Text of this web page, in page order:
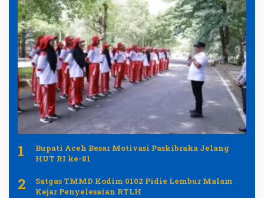
1
Bupati Aceh Besar Motivasi Paskibraka Jelang
HUT RI ke-81
2
Satgas TMMD Kodim 0102 Pidie Lembur Malam
Kejar Penyelesaian RTLH